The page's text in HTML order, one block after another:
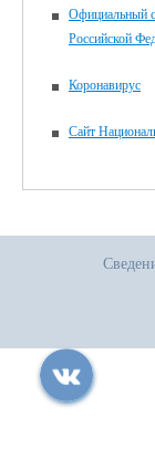
Официальный
Российской
Коронавирус
Сайт